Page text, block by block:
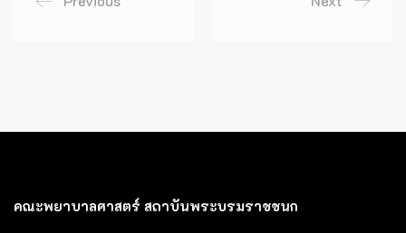
คณะพยาบาลศาสตร์ สถาบันพระบรมราชชนก